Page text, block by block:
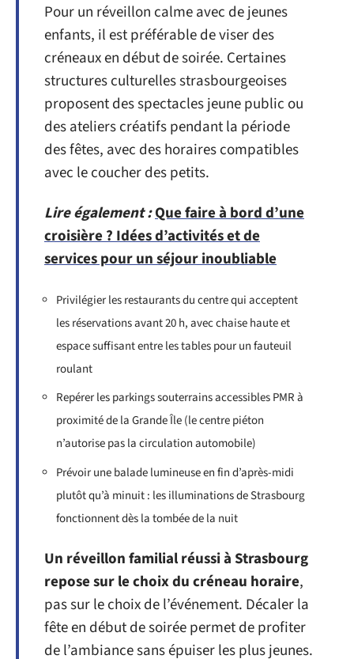
Pour un réveillon calme avec de jeunes
enfants, il est préférable de viser des
créneaux en début de soirée. Certaines
structures culturelles strasbourgeoises
proposent des spectacles jeune public ou
des ateliers créatifs pendant la période
des fêtes, avec des horaires compatibles
avec le coucher des petits.
Lire également :Que faire à bord d’une
croisière ? Idées d’activités et de
services pour un séjour inoubliable
Privilégier les restaurants du centre qui acceptent
les réservations avant 20 h, avec chaise haute et
espace suffisant entre les tables pour un fauteuil
roulant
Repérer les parkings souterrains accessibles PMR à
proximité de la Grande Île (le centre piéton
n’autorise pas la circulation automobile)
Prévoir une balade lumineuse en fin d’après-midi
plutôt qu’à minuit : les illuminations de Strasbourg
fonctionnent dès la tombée de la nuit
Un réveillon familial réussi à Strasbourg
repose sur le choix du créneau horaire,
pas sur le choix de l’événement. Décaler la
fête en début de soirée permet de profiter
de l’ambiance sans épuiser les plus jeunes.